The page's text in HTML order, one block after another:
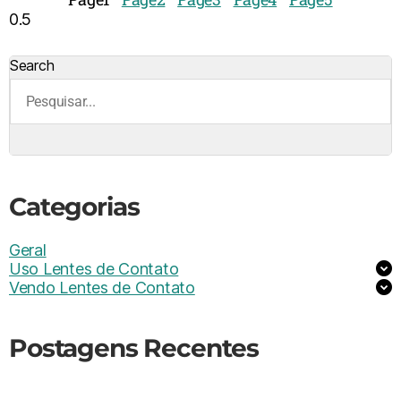
Search
Categorias
Geral
Uso Lentes de Contato
Vendo Lentes de Contato
Postagens Recentes